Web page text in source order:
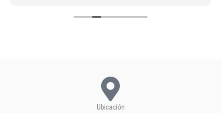
Ubicación